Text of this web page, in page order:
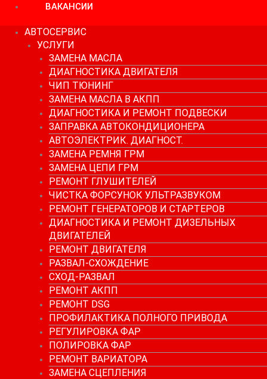
ВАКАНСИИ
АВТОСЕРВИС
УСЛУГИ
ЗАМЕНА МАСЛА
ДИАГНОСТИКА ДВИГАТЕЛЯ
ЧИП ТЮНИНГ
ЗАМЕНА МАСЛА В АКПП
ДИАГНОСТИКА И РЕМОНТ ПОДВЕСКИ
ЗАПРАВКА АВТОКОНДИЦИОНЕРА
АВТОЭЛЕКТРИК. ДИАГНОСТ.
ЗАМЕНА РЕМНЯ ГРМ
ЗАМЕНА ЦЕПИ ГРМ
РЕМОНТ ГЛУШИТЕЛЕЙ
ЧИСТКА ФОРСУНОК УЛЬТРАЗВУКОМ
РЕМОНТ ГЕНЕРАТОРОВ И СТАРТЕРОВ
ДИАГНОСТИКА И РЕМОНТ ДИЗЕЛЬНЫХ
ДВИГАТЕЛЕЙ
РЕМОНТ ДВИГАТЕЛЯ
РАЗВАЛ-СХОЖДЕНИЕ
СХОД-РАЗВАЛ
РЕМОНТ АКПП
РЕМОНТ DSG
ПРОФИЛАКТИКА ПОЛНОГО ПРИВОДА
РЕГУЛИРОВКА ФАР
ПОЛИРОВКА ФАР
РЕМОНТ ВАРИАТОРА
ЗАМЕНА СЦЕПЛЕНИЯ